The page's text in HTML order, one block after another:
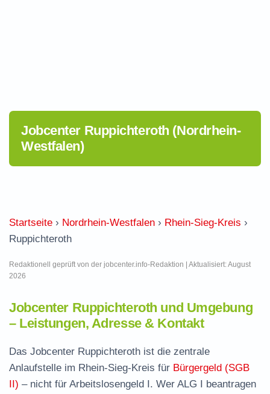
Jobcenter Ruppichteroth (Nordrhein-
Westfalen)
Startseite › Nordrhein-Westfalen › Rhein-Sieg-Kreis ›
Ruppichteroth
Redaktionell geprüft von der jobcenter.info-Redaktion | Aktualisiert: August
2026
Jobcenter Ruppichteroth und Umgebung
– Leistungen, Adresse & Kontakt
Das Jobcenter Ruppichteroth ist die zentrale
Anlaufstelle im Rhein-Sieg-Kreis für Bürgergeld (SGB
II) – nicht für Arbeitslosengeld I. Wer ALG I beantragen